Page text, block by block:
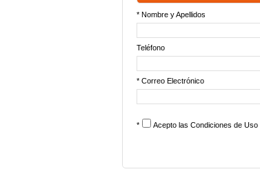
* Nombre y Apellidos
Teléfono
* Correo Electrónico
* Acepto las Condiciones de Uso